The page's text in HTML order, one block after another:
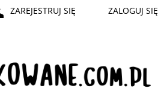
ZAREJESTRUJ SIĘ ZALOGUJ SIĘ